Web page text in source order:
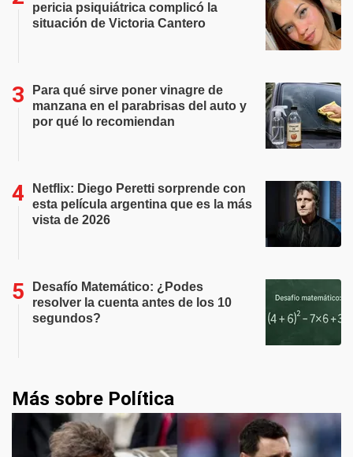
pericia psiquiátrica complicó la
situación de Victoria Cantero
Para qué sirve poner vinagre de
manzana en el parabrisas del auto y
por qué lo recomiendan
Netflix: Diego Peretti sorprende con
esta película argentina que es la más
vista de 2026
Desafío Matemático: ¿Podes
resolver la cuenta antes de los 10
segundos?
Más sobre Política